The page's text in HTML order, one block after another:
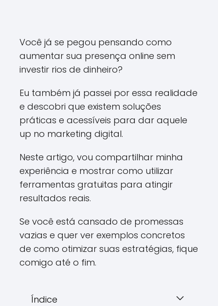
Você já se pegou pensando como
aumentar sua presença online sem
investir rios de dinheiro?
Eu também já passei por essa realidade
e descobri que existem soluções
práticas e acessíveis para dar aquele
up no marketing digital.
Neste artigo, vou compartilhar minha
experiência e mostrar como utilizar
ferramentas gratuitas para atingir
resultados reais.
Se você está cansado de promessas
vazias e quer ver exemplos concretos
de como otimizar suas estratégias, fique
comigo até o fim.
Índice